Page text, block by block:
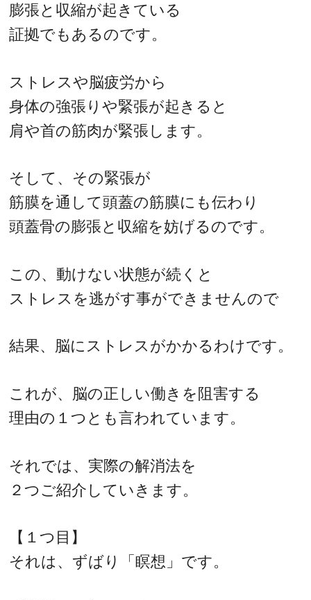
膨張と収縮が起きている
証拠でもあるのです。
ストレスや脳疲労から
身体の強張りや緊張が起きると
肩や首の筋肉が緊張します。
そして、その緊張が
筋膜を通して頭蓋の筋膜にも伝わり
頭蓋骨の膨張と収縮を妨げるのです。
この、動けない状態が続くと
ストレスを逃がす事ができませんので
結果、脳にストレスがかかるわけです。
これが、脳の正しい働きを阻害する
理由の１つとも言われています。
それでは、実際の解消法を
２つご紹介していきます。
【１つ目】
それは、ずばり「瞑想」です。